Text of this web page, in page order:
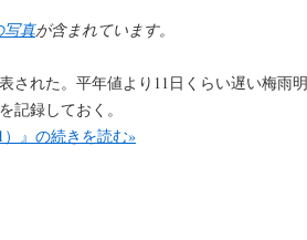
写真が含まれています。
された。平年値より11日くらい遅い梅雨
記録しておく。
）』の続きを読む»